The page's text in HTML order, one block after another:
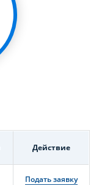
Действие
Подать заявку